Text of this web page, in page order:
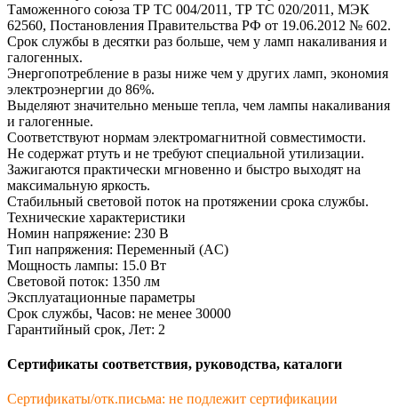
Таможенного союза ТР ТС 004/2011, ТР ТС 020/2011, МЭК
62560, Постановления Правительства РФ от 19.06.2012 № 602.
Срок службы в десятки раз больше, чем у ламп накаливания и
галогенных.
Энергопотребление в разы ниже чем у других ламп, экономия
электроэнергии до 86%.
Выделяют значительно меньше тепла, чем лампы накаливания
и галогенные.
Соответствуют нормам электромагнитной совместимости.
Не содержат ртуть и не требуют специальной утилизации.
Зажигаются практически мгновенно и быстро выходят на
максимальную яркость.
Стабильный световой поток на протяжении срока службы.
Технические характеристики
Номин напряжение: 230 В
Тип напряжения: Переменный (AC)
Мощность лампы: 15.0 Вт
Световой поток: 1350 лм
Эксплуатационные параметры
Срок службы, Часов: не менее 30000
Гарантийный срок, Лет: 2
Сертификаты соответствия, руководства, каталоги
Сертификаты/отк.письма: не подлежит сертификации